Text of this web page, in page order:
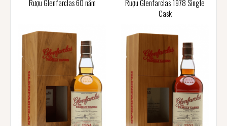
Rượu Glenfarclas 60 năm
Rượu Glenfarclas 1978 Single
Cask